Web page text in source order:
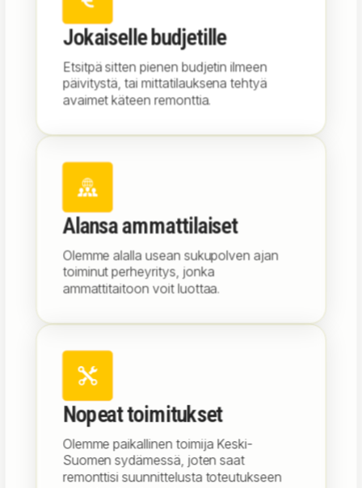
Jokaiselle budjetille
Etsitpä sitten pienen budjetin ilmeen
päivitystä, tai mittatilauksena tehtyä
avaimet käteen remonttia.
Alansa ammattilaiset
Olemme alalla usean sukupolven ajan
toiminut perheyritys, jonka
ammattitaitoon voit luottaa.
Nopeat toimitukset
Olemme paikallinen toimija Keski-
Suomen sydämessä, joten saat
remonttisi suunnittelusta toteutukseen